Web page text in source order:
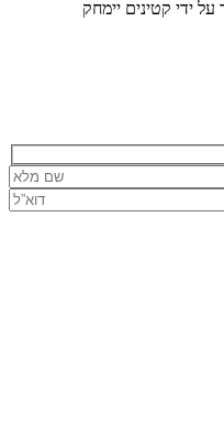
על ידי קטינים יימחק